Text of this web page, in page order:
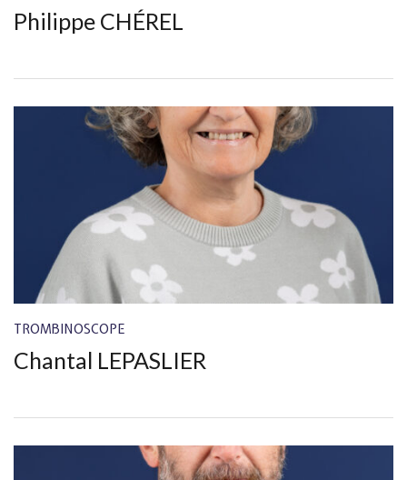
Philippe CHÉREL
TROMBINOSCOPE
Chantal LEPASLIER